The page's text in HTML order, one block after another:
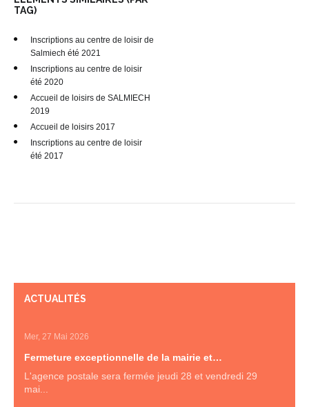
TAG)
Inscriptions au centre de loisir de
Salmiech été 2021
Inscriptions au centre de loisir
été 2020
Accueil de loisirs de SALMIECH
2019
Accueil de loisirs 2017
Inscriptions au centre de loisir
été 2017
ACTUALITÉS
Mer, 27 Mai 2026
Fermeture exceptionnelle de la mairie et…
L'agence postale sera fermée jeudi 28 et vendredi 29
mai...